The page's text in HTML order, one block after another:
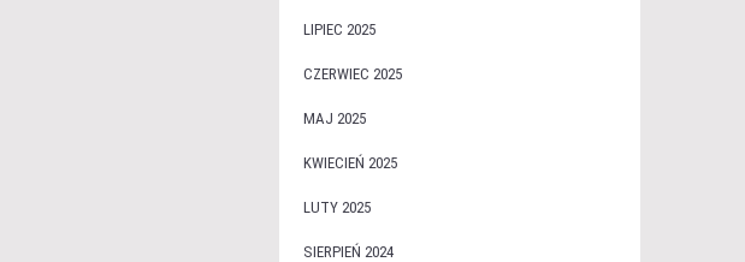
LIPIEC 2025
CZERWIEC 2025
MAJ 2025
KWIECIEŃ 2025
LUTY 2025
SIERPIEŃ 2024